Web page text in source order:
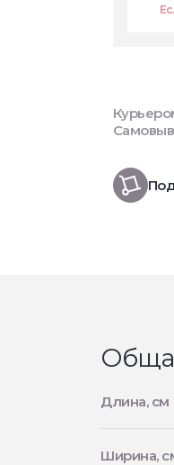
Длина, см
Ширина,